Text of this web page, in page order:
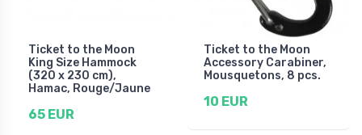
Ticket to the Moon
King Size Hammock
(320 x 230 cm),
Hamac, Rouge/Jaune
65 EUR
Ticket to the Moon
Accessory Carabiner,
Mousquetons, 8 pcs.
10 EUR